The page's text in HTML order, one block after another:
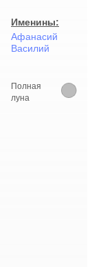
Именины:
Афанасий
Василий
Полная
луна